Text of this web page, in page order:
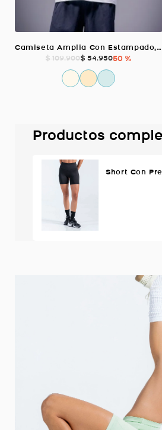
Camiseta Amplia Con Estampado, Color VERDE AGUA Para Mujer
$ 109.900$ 54.95050 %
Productos